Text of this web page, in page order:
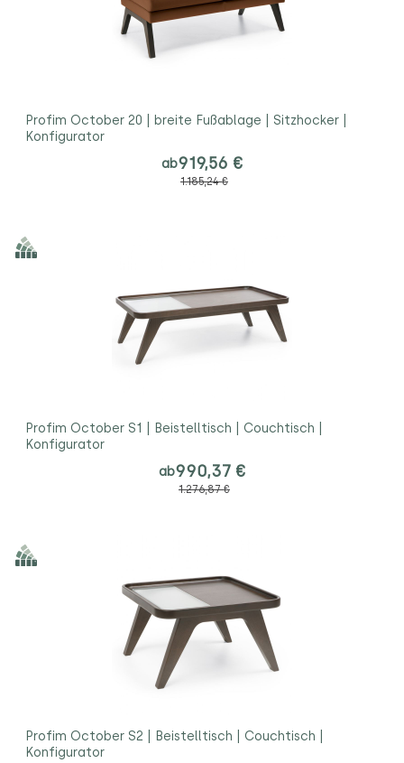
Profim October 20 | breite Fußablage | Sitzhocker |
Konfigurator
ab919,56 €
1.185,24 €
Profim October S1 | Beistelltisch | Couchtisch |
Konfigurator
ab990,37 €
1.276,87 €
Profim October S2 | Beistelltisch | Couchtisch |
Konfigurator